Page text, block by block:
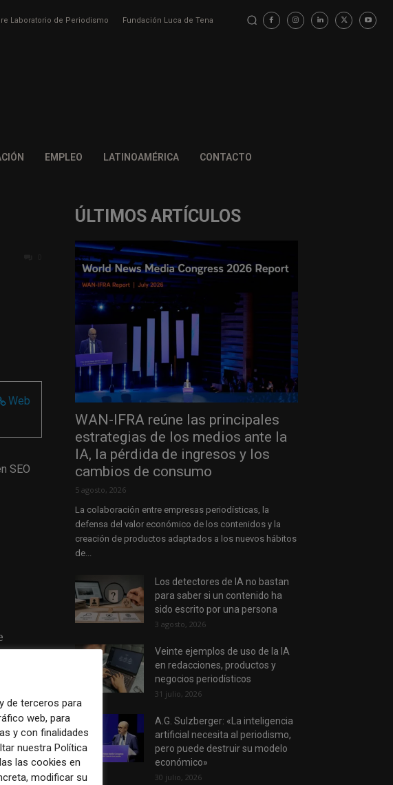
Laboratorio de Periodismo Fundación Luca de Tena
EMPLEO LATINOAMÉRICA CONTACTO
Web
SEO
ÚLTIMOS ARTÍCULOS
WAN-IFRA reúne las principales
estrategias de los medios ante la
IA, la pérdida de ingresos y los
cambios de consumo
5 agosto, 2026
La colaboración entre empresas periodísticas, la
defensa del valor económico de los contenidos y la
creación de productos adaptados a los nuevos hábitos
de...
Los detectores de IA no bastan
para saber si un contenido ha
sido escrito por una persona
3 agosto, 2026
Veinte ejemplos de uso de la IA
en redacciones, productos y
negocios periodísticos
31 julio, 2026
A.G. Sulzberger: «La inteligencia
artificial necesita al periodismo,
pero puede destruir su modelo
económico»
30 julio, 2026
de terceros para
web, para
y con finalidades
nuestra Política
las cookies en
modificar su